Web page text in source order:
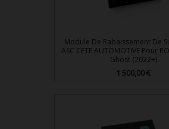
Module De Rabaissement De
ASC CETE AUTOMOTIVE Pour
Ghost (2022+)
Prix
1 500,00 €